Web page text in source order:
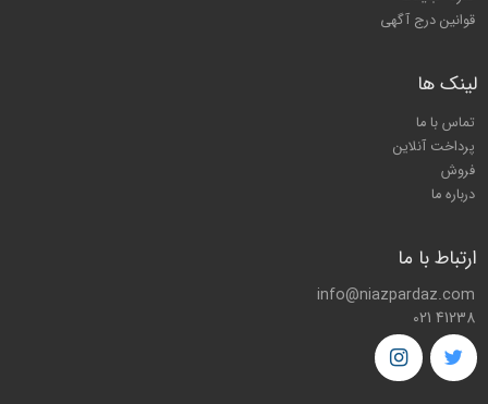
قوانین درج آگهی
لینک ها
تماس با ما
پرداخت آنلاین
فروش
درباره ما
ارتباط با ما
info@niazpardaz.com
021 41238